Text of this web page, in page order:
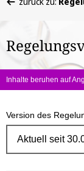
befinden
hier:
Inhalte beruhen auf
Version des